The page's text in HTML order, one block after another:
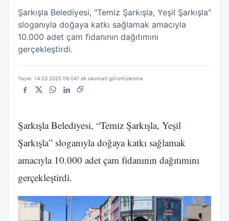
Şarkışla Belediyesi, "Temiz Şarkışla, Yeşil Şarkışla"
sloganıyla doğaya katkı sağlamak amacıyla
10.000 adet çam fidanının dağıtımını
gerçekleştirdi.
Yayın: 14.03.2025 09:041 dk okuma0 görüntülenme
Facebook
X WhatsApp
LinkedInBağlantıyı kopyala
Şarkışla Belediyesi, “Temiz Şarkışla, Yeşil
Şarkışla” sloganıyla doğaya katkı sağlamak
amacıyla 10.000 adet çam fidanının dağıtımını
gerçekleştirdi.